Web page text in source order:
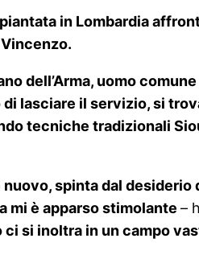
in Lombardia
dell’Arma, uomo
lasciare il servizio, si
tecniche tradizionali
spinta dal
mi è apparso stimolante –
si inoltra in un campo